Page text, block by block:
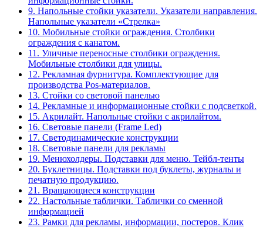
9. Напольные стойки указатели. Указатели направления.
Напольные указатели «Стрелка»
10. Мобильные стойки ограждения. Столбики
ограждения с канатом.
11. Уличные переносные столбики ограждения.
Мобильные столбики для улицы.
12. Рекламная фурнитура. Комплектующие для
производства Pos-материалов.
13. Стойки со световой панелью
14. Рекламные и информационные стойки с подсветкой.
15. Акрилайт. Напольные стойки с акрилайтом.
16. Световые панели (Frame Led)
17. Светодинамические конструкции
18. Световые панели для рекламы
19. Менюхолдеры. Подставки для меню. Тейбл-тенты
20. Буклетницы. Подставки под буклеты, журналы и
печатную продукцию.
21. Вращающиеся конструкции
22. Настольные таблички. Таблички со сменной
информацией
23. Рамки для рекламы, информации, постеров. Клик